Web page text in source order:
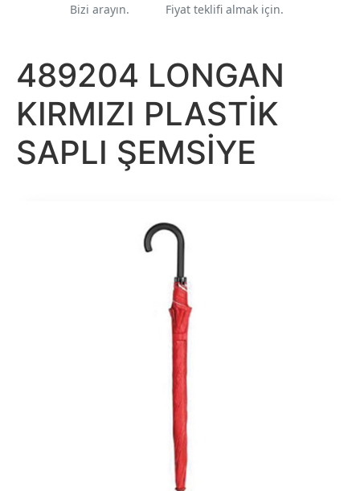
Bizi arayın. Fiyat teklifi almak için.
489204 LONGAN
KIRMIZI PLASTİK
SAPLI ŞEMSİYE